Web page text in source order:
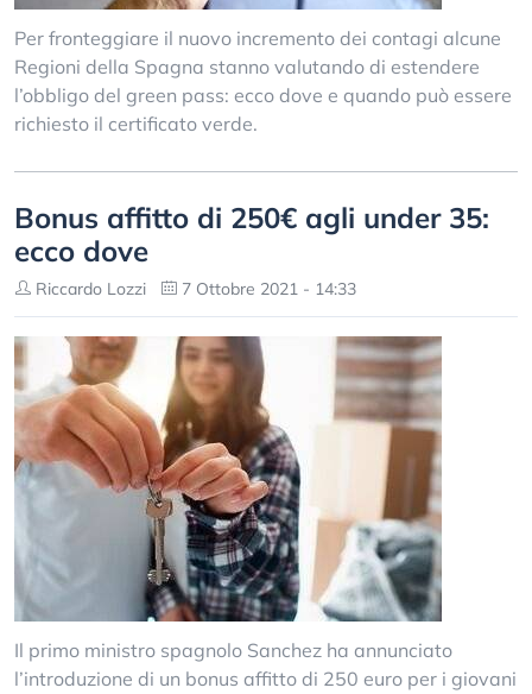
Per fronteggiare il nuovo incremento dei contagi alcune
Regioni della Spagna stanno valutando di estendere
l’obbligo del green pass: ecco dove e quando può essere
richiesto il certificato verde.
Bonus affitto di 250€ agli under 35:
ecco dove
Riccardo Lozzi 7 Ottobre 2021 - 14:33
Il primo ministro spagnolo Sanchez ha annunciato
l’introduzione di un bonus affitto di 250 euro per i giovani